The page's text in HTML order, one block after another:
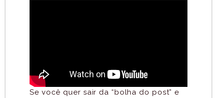
Se você quer sair da “bolha do post” e